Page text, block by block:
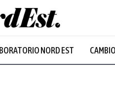
NORD EST